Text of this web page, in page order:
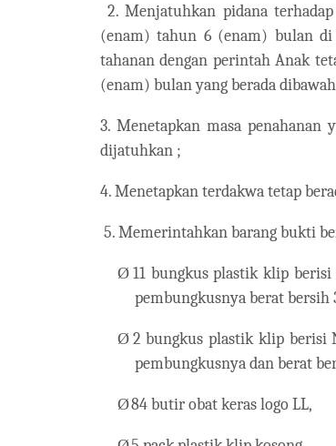
2. Menjatuhkan pidana
(enam) tahun 6 (enam) bulan di
tahanan dengan perintah Anak
(enam) bulan yang berada
3. Menetapkan masa
dijatuhkan ;
4. Menetapkan terdakwa tetap
5. Memerintahkan barang bukti
Ø 11 bungkus plastik klip
pembungkusnya berat bersih
Ø 2 bungkus plastik klip berisi
pembungkusnya dan berat
Ø84 butir obat keras logo LL,